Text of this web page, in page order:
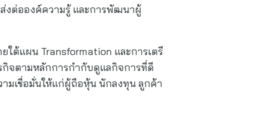
ส่งต่อองค์ความรู้ และการพัฒนาผู้
ใต้แผน Transformation และการเตรี
กิจตามหลักการกำกับดูแลกิจการที่ดี
มเชื่อมั่นให้แก่ผู้ถือหุ้น นักลงทุน ลูกค้า